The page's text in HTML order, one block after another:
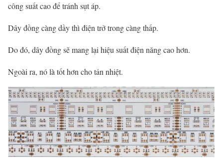
công suất cao để tránh sụt áp.
Dây đồng càng dầy thì điện trở trong càng thấp.
Do đó, dây đồng sẽ mang lại hiệu suất điện năng cao hơn.
Ngoài ra, nó là tốt hơn cho tản nhiệt.